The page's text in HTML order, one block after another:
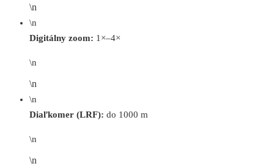
\n
\n
Digitálny zoom: 1×–4×
\n
\n
\n
Diaľkomer (LRF): do 1000 m
\n
\n